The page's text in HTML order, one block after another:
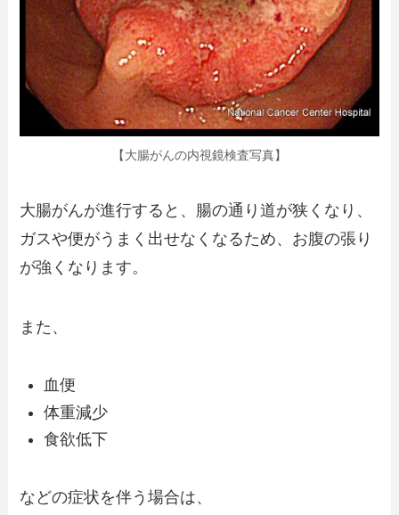
【大腸がんの内視鏡検査写真】
大腸がんが進行すると、腸の通り道が狭くなり、
ガスや便がうまく出せなくなるため、お腹の張り
が強くなります。
また、
血便
体重減少
食欲低下
などの症状を伴う場合は、